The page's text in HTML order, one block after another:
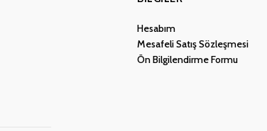
Hesabım
Mesafeli Satış Sözleşmesi
Ön Bilgilendirme Formu